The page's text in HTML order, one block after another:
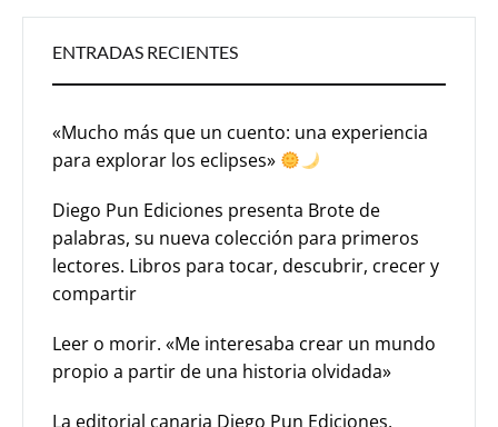
ENTRADAS RECIENTES
«Mucho más que un cuento: una experiencia
para explorar los eclipses»
Diego Pun Ediciones presenta Brote de
palabras, su nueva colección para primeros
lectores. Libros para tocar, descubrir, crecer y
compartir
Leer o morir. «Me interesaba crear un mundo
propio a partir de una historia olvidada»
La editorial canaria Diego Pun Ediciones,